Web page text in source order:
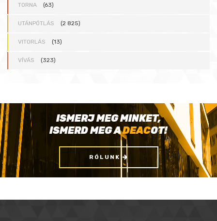
TORNA (63)
UTÁNPÓTLÁS (2 825)
VITORLÁS (13)
VÍVÁS (323)
ISMERJ MEG MINKET,
ISMERD MEG ADEACOT!
RÓLUNK